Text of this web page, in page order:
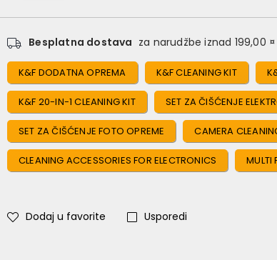
Besplatna dostava za narudžbe iznad 199,00 ¤
K&F DODATNA OPREMA K&F CLEANING KIT
K&F 20-IN-1 CLEANING KIT SET ZA ČIŠĆENJE
SET ZA ČIŠĆENJE FOTO OPREME CAMERA
CLEANING ACCESSORIES FOR ELECTRONICS MULTI
Dodaj u favorite Usporedi